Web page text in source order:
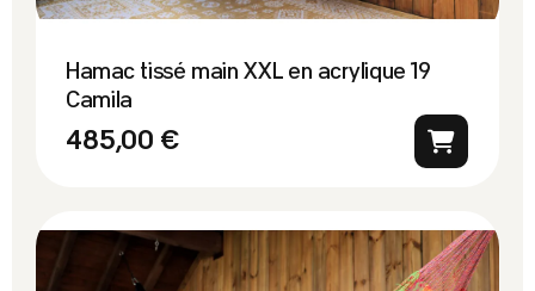
Hamac tissé main XXL en acrylique 19
Camila
485,00 €